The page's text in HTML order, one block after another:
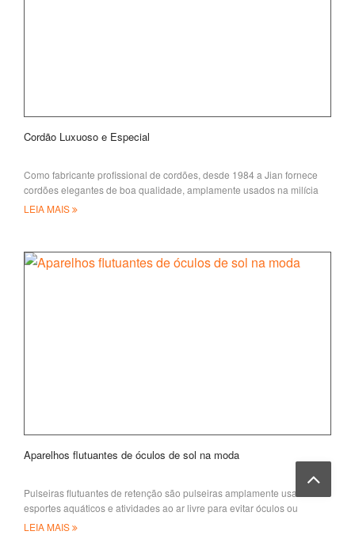
Cordão Luxuoso e Especial
Como fabricante profissional de cordões, desde 1984 a Jian fornece
cordões elegantes de boa qualidade, amplamente usados na milícia
LEIA MAIS
Aparelhos flutuantes de óculos de sol na moda
Pulseiras flutuantes de retenção são pulseiras amplamente usadas em
esportes aquáticos e atividades ao ar livre para evitar óculos ou
chaveiros
LEIA MAIS